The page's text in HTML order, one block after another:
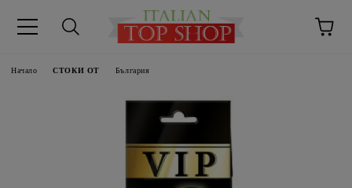
Начало СТОКИ ОТ България